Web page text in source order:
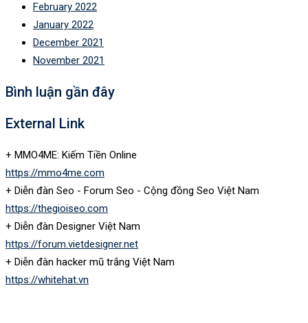
February 2022
January 2022
December 2021
November 2021
Bình luận gần đây
External Link
+ MMO4ME: Kiếm Tiền Online
https://mmo4me.com
+ Diễn đàn Seo - Forum Seo - Cộng đồng Seo Việt Nam
https://thegioiseo.com
+ Diễn đàn Designer Việt Nam
https://forum.vietdesigner.net
+ Diễn đàn hacker mũ trắng Việt Nam
https://whitehat.vn